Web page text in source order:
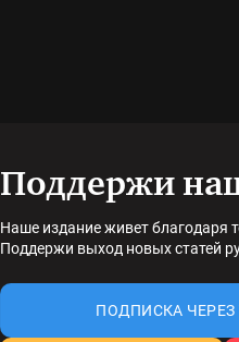
Поддержи
Наше издание живет благодаря
Поддержи выход новых статей
ПОДПИСКА ЧЕРЕЗ